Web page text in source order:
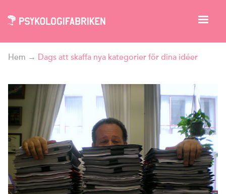
Hem → Dags att skaffa nya kategorier för dina idéer